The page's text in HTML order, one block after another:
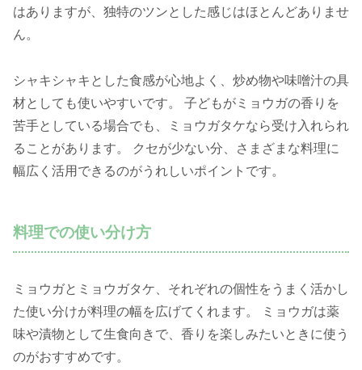
はありますが、独特のツンとした感じはほとんどありませ
ん。
シャキシャキとした食感が心地よく、炒め物や味噌汁の具
材としても使いやすいです。 子どもがミョウガの香りを
苦手としている場合でも、ミョウガタケなら受け入れられ
ることがあります。 クセが少ない分、さまざまな料理に
幅広く活用できるのがうれしいポイントです。
料理での使い分け方
ミョウガとミョウガタケ、それぞれの個性をうまく活かし
た使い分けが料理の幅を広げてくれます。 ミョウガは薬
味や漬物として生食向きで、香りを楽しみたいときに使う
のがおすすめです。